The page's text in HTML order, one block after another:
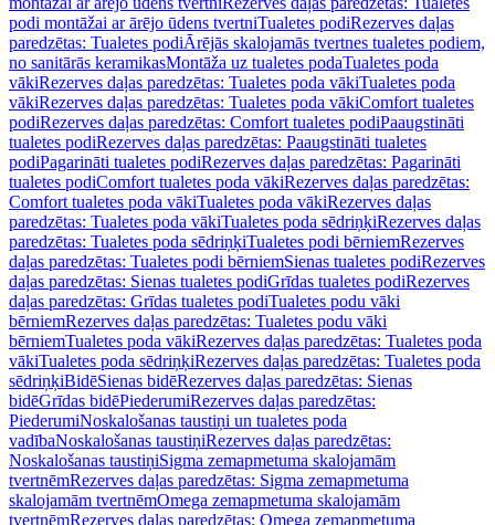
podi montāžai ar ārējo ūdens tvertniTualetes podiRezerves daļas
paredzētas: Tualetes podiĀrējās skalojamās tvertnes tualetes podiem,
no sanitārās keramikasMontāža uz tualetes podaTualetes poda
vākiRezerves daļas paredzētas: Tualetes poda vākiTualetes poda
vākiRezerves daļas paredzētas: Tualetes poda vākiComfort tualetes
podiRezerves daļas paredzētas: Comfort tualetes podiPaaugstināti
tualetes podiRezerves daļas paredzētas: Paaugstināti tualetes
podiPagarināti tualetes podiRezerves daļas paredzētas: Pagarināti
tualetes podiComfort tualetes poda vākiRezerves daļas paredzētas:
Comfort tualetes poda vākiTualetes poda vākiRezerves daļas
paredzētas: Tualetes poda vākiTualetes poda sēdriņķiRezerves daļas
paredzētas: Tualetes poda sēdriņķiTualetes podi bērniemRezerves
daļas paredzētas: Tualetes podi bērniemSienas tualetes podiRezerves
daļas paredzētas: Sienas tualetes podiGrīdas tualetes podiRezerves
daļas paredzētas: Grīdas tualetes podiTualetes podu vāki
bērniemRezerves daļas paredzētas: Tualetes podu vāki
bērniemTualetes poda vākiRezerves daļas paredzētas: Tualetes poda
vākiTualetes poda sēdriņķiRezerves daļas paredzētas: Tualetes poda
sēdriņķiBidēSienas bidēRezerves daļas paredzētas: Sienas
bidēGrīdas bidēPiederumiRezerves daļas paredzētas:
PiederumiNoskalošanas taustiņi un tualetes poda
vadībaNoskalošanas taustiņiRezerves daļas paredzētas:
Noskalošanas taustiņiSigma zemapmetuma skalojamām
tvertnēmRezerves daļas paredzētas: Sigma zemapmetuma
skalojamām tvertnēmOmega zemapmetuma skalojamām
tvertnēmRezerves daļas paredzētas: Omega zemapmetuma